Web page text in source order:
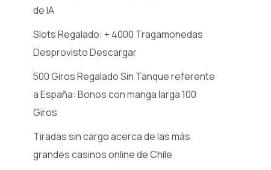
de IA
Slots Regalado: + 4000 Tragamonedas
Desprovisto Descargar
500 Giros Regalado Sin Tanque referente
a España: Bonos con manga larga 100
Giros
Tiradas sin cargo acerca de las más
grandes casinos online de Chile